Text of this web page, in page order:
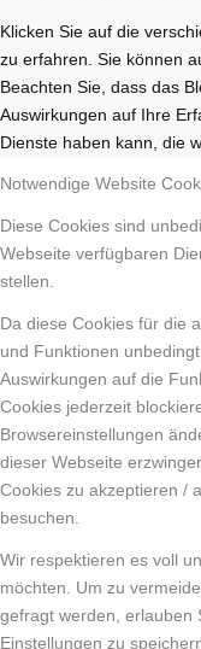
Klicken Sie auf die
zu erfahren. Sie können
Beachten Sie, dass das
Auswirkungen auf Ihre
Dienste haben kann, die
Notwendige Website
Diese Cookies sind
Webseite verfügbaren
stellen.
Da diese Cookies für die
und Funktionen
Auswirkungen auf die
Cookies jederzeit
Browsereinstellungen
dieser Webseite
Cookies zu akzeptieren /
besuchen.
Wir respektieren es voll
möchten. Um zu
gefragt werden, erlauben
Einstellungen zu